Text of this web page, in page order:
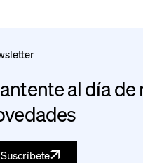
al día de
Suscríbete